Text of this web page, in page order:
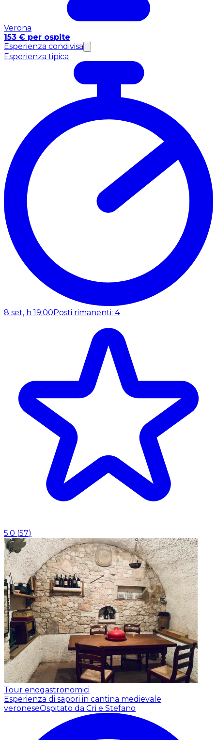
Verona
153 € per ospite
Esperienza condivisa
Esperienza tipica
8 set, h 19:00Posti rimanenti: 4
5.0 (57)
Tour enogastronomici
Esperienza di sapori in cantina medievale
veroneseOspitato da Cri e Stefano